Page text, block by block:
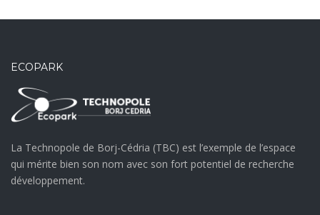
ECOPARK
La Technopole de Borj-Cédria (TBC) est l’exemple de l’espace
qui mérite bien son nom avec son fort potentiel de recherche
développement.